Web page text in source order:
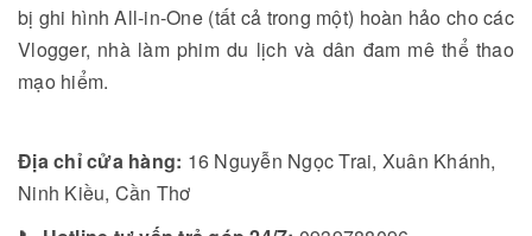
bị ghi hình All-in-One (tất cả trong một) hoàn hảo cho các
Vlogger, nhà làm phim du lịch và dân đam mê thể thao
mạo hiểm.
Địa chỉ cửa hàng: 16 Nguyễn Ngọc Trai, Xuân Khánh,
Ninh Kiều, Cần Thơ